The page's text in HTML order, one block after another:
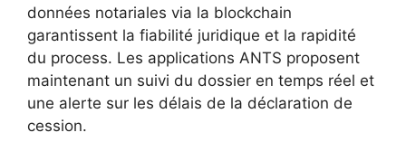
données notariales via la blockchain
garantissent la fiabilité juridique et la rapidité
du process. Les applications ANTS proposent
maintenant un suivi du dossier en temps réel et
une alerte sur les délais de la déclaration de
cession.